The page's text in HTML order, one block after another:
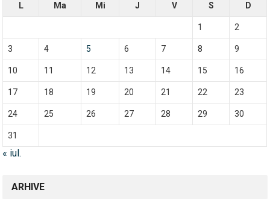
L
Ma Mi J V S D
1 2
3 4 5 6 7 8 9
10 11 12 13 14 15 16
17 18 19 20 21 22 23
24 25 26 27 28 29 30
31
« iul.
ARHIVE